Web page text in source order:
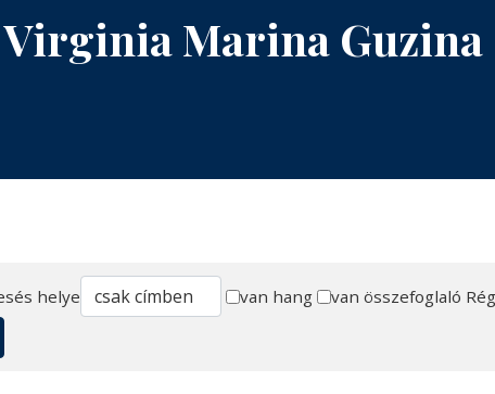
Virginia Marina Guzina
helye van hang van összefoglaló